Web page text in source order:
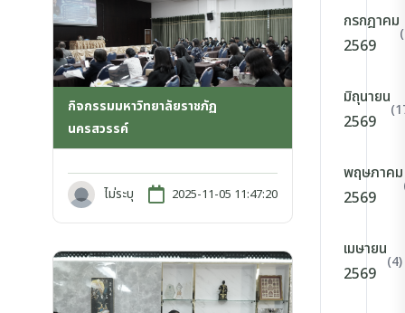
กิจกรรมมหาวิทยาลัยราชภัฏ
นครสวรรค์
ไม่ระบุ 2025-11-05 11:47:20
กรกฎาคม
2569
มิถุนายน
2569
พฤษภาคม
2569
เมษายน
2569
(4)